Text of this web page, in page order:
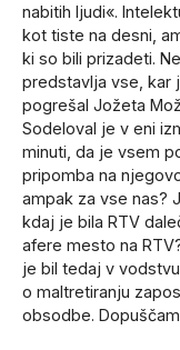
nabitih ljudi«.
kot tiste na desni,
ki so bili prizadeti.
predstavlja vse, kar
pogrešal Jožeta
Sodeloval je v eni
minuti, da je vsem
pripomba na
ampak za vse nas?
kdaj je bila RTV
afere mesto na
je bil tedaj v
o maltretiranju
obsodbe.